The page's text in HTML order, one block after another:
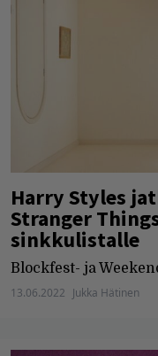
Harry Styles
Stranger
sinkkulistalle
Blockfest- ja
13.06.2022 Jukka Hätinen